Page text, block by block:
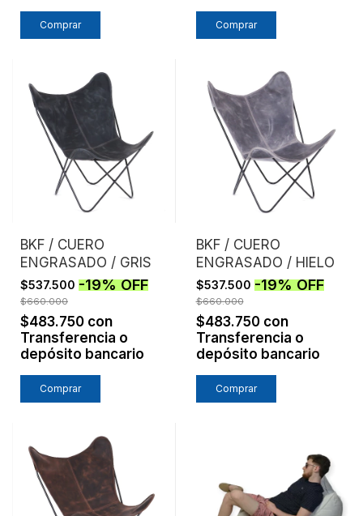
Comprar Comprar
BKF / CUERO
ENGRASADO / GRIS
$537.500 -19%OFF
$660.000
$483.750 con
Transferencia o
depósito bancario
Comprar
BKF / CUERO
ENGRASADO / HIELO
$537.500 -19%OFF
$660.000
$483.750 con
Transferencia o
depósito bancario
Comprar